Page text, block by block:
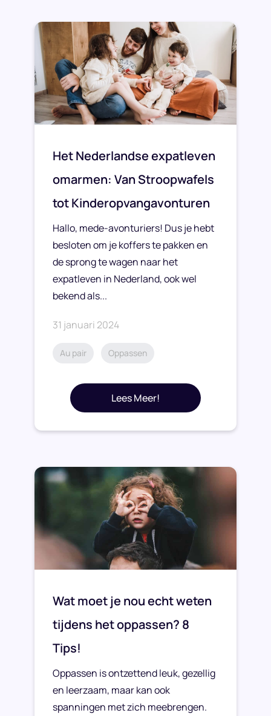
Het Nederlandse expatleven
omarmen: Van Stroopwafels
tot Kinderopvangavonturen
Hallo, mede-avonturiers! Dus je hebt
besloten om je koffers te pakken en
de sprong te wagen naar het
expatleven in Nederland, ook wel
bekend als...
31 januari 2024
Au pair Oppassen
Lees Meer!
Wat moet je nou echt weten
tijdens het oppassen? 8
Tips!
Oppassen is ontzettend leuk, gezellig
en leerzaam, maar kan ook
spanningen met zich meebrengen.